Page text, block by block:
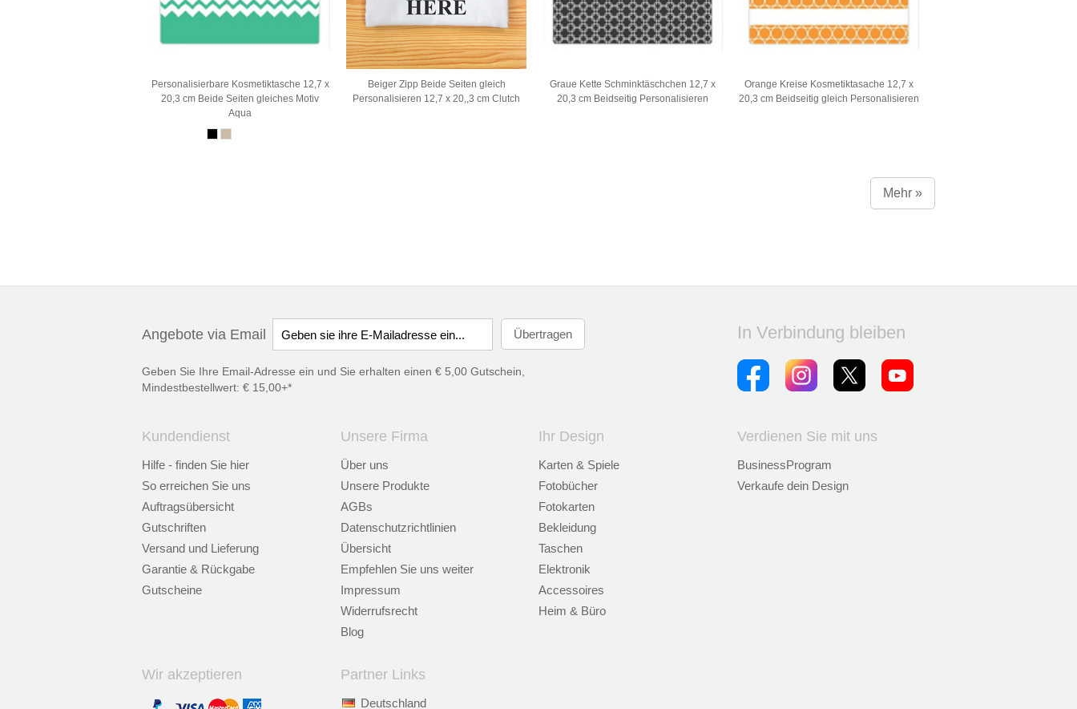
Personalisierbare Kosmetiktasche 12,7 x
20,3 cm Beide Seiten gleiches Motiv
Aqua
Beiger Zipp Beide Seiten gleich
Personalisieren 12,7 x 20,,3 cm Clutch
Graue Kette Schminktäschchen 12,7 x
20,3 cm Beidseitig Personalisieren
Orange Kreise Kosmetiktasache 12,7 x
20,3 cm Beidseitig gleich Personalisieren
Mehr »
Angebote via Email
Geben Sie Ihre Email-Adresse ein und Sie erhalten einen € 5,00 Gutschein,
Mindestbestellwert: € 15,00+*
In Verbindung bleiben
Kundendienst
Hilfe - finden Sie hier
So erreichen Sie uns
Auftragsübersicht
Gutschriften
Versand und Lieferung
Garantie & Rückgabe
Gutscheine
Unsere Firma
Über uns
Unsere Produkte
AGBs
Datenschutzrichtlinien
Übersicht
Empfehlen Sie uns weiter
Impressum
Widerrufsrecht
Blog
Ihr Design
Karten & Spiele
Fotobücher
Fotokarten
Bekleidung
Taschen
Elektronik
Accessoires
Heim & Büro
Verdienen Sie mit uns
BusinessProgram
Verkaufe dein Design
Wir akzeptieren Partner Links
Deutschland